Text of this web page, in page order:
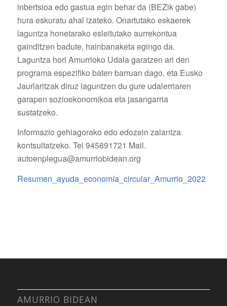
inbertsioa edo gastua egin behar da (BEZik gabe)
hura eskuratu ahal izateko. Onartutako eskaerek
laguntza honetarako esleitutako aurrekontua
gainditzen badute, hainbanaketa egingo da.
Laguntza hori Amurrioko Udala garatzen ari den
programa espezifiko baten barruan dago, eta Eusko
Jaurlaritzak diruz laguntzen du gure udalerriaren
garapen sozioekonomikoa eta jasangarria
sustatzeko.
Informazio gehiagorako edo edozein zalantza
kontsultatzeko. Tel 945891721 Mail.
autoenplegua@amurriobidean.org
Resumen_ayuda_economía_circular_Amurrio_2022
AMURRIO BIDEAN